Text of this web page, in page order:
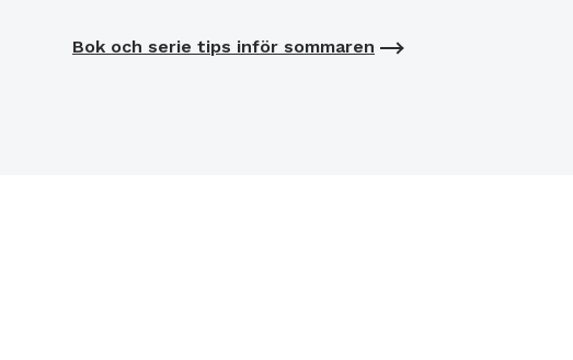
Bok och serie tips inför sommaren